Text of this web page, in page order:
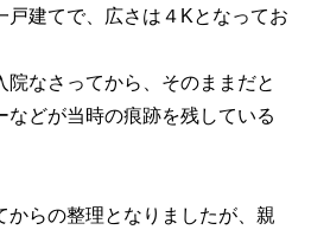
戸建てで、広さは４Kとなってお
院なさってから、そのままだと
などが当時の痕跡を残している
からの整理となりましたが、親